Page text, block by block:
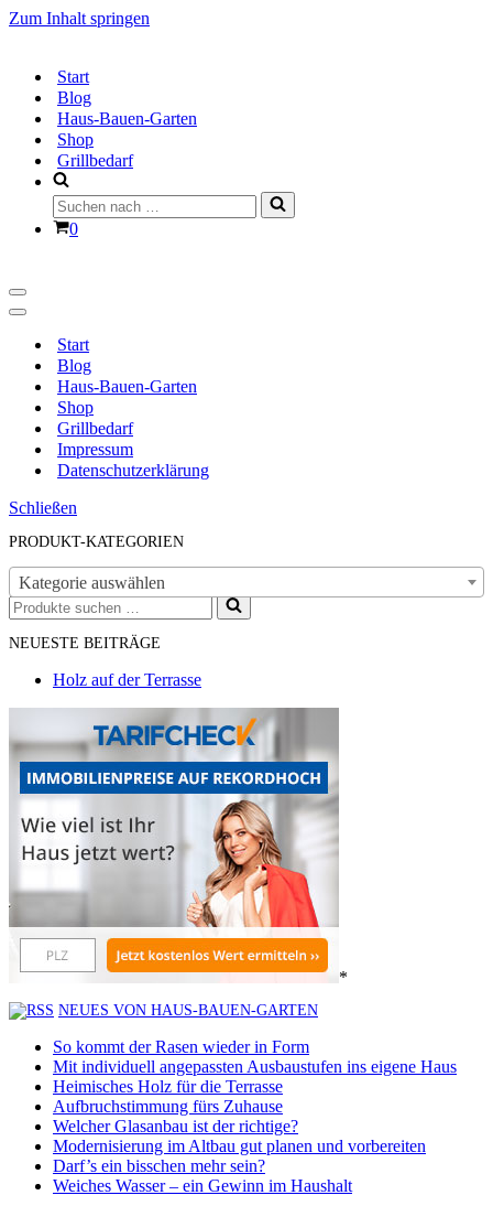
Zum Inhalt springen
Start
Blog
Haus-Bauen-Garten
Shop
Grillbedarf
Suchen
nach …
Warenkorb
0
Navigationsmenü
Navigationsmenü
Start
Blog
Haus-Bauen-Garten
Shop
Grillbedarf
Impressum
Datenschutzerklärung
Schließen
PRODUKT-KATEGORIEN
Kategorie auswählen
Suchen
nach …
NEUESTE BEITRÄGE
Holz auf der Terrasse
*
NEUES VON HAUS-BAUEN-GARTEN
So kommt der Rasen wieder in Form
Mit individuell angepassten Ausbaustufen ins eigene Haus
Heimisches Holz für die Terrasse
Aufbruchstimmung fürs Zuhause
Welcher Glasanbau ist der richtige?
Modernisierung im Altbau gut planen und vorbereiten
Darf’s ein bisschen mehr sein?
Weiches Wasser – ein Gewinn im Haushalt